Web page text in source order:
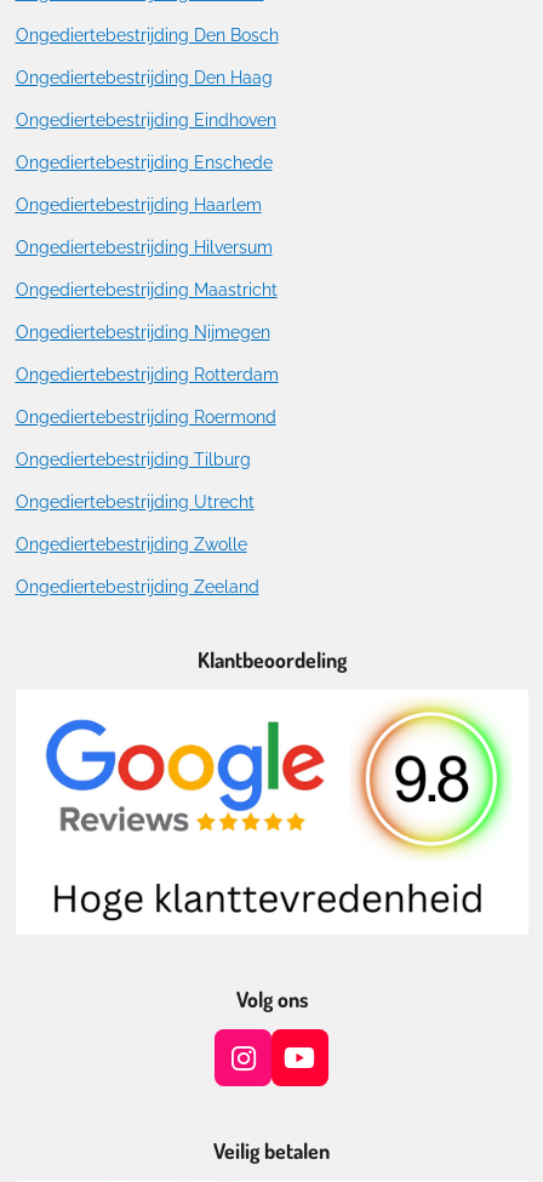
Ongediertebestrijding Den Bosch
Ongediertebestrijding Den Haag
Ongediertebestrijding Eindhoven
Ongediertebestrijding Enschede
Ongediertebestrijding Haarlem
Ongediertebestrijding Hilversum
Ongediertebestrijding Maastricht
Ongediertebestrijding Nijmegen
Ongediertebestrijding Rotterdam
Ongediertebestrijding Roermond
Ongediertebestrijding Tilburg
Ongediertebestrijding Utrecht
Ongediertebestrijding Zwolle
Ongediertebestrijding Zeeland
Klantbeoordeling
Volg ons
I
t
Y
T
Veilig betalen